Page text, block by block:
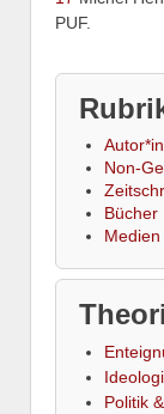
PUF.
Non-
Bücher
Medien
Politik